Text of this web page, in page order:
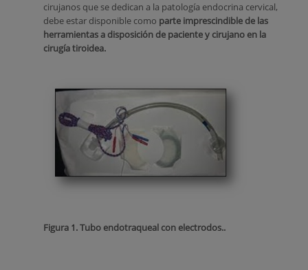
cirujanos que se dedican a la patología endocrina cervical,
debe estar disponible como parte imprescindible de las
herramientas a disposición de paciente y cirujano en la
cirugía tiroidea.
Figura 1. Tubo endotraqueal con electrodos..